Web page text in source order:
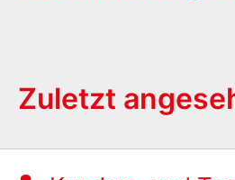
Zuletzt